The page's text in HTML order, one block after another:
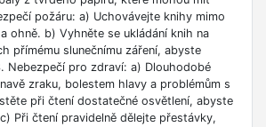
požáru: a) Uchovávejte knihy mimo
ohně. b) Vyhněte se ukládání knih na
přímému slunečnímu záření, abyste
Nebezpečí pro zdraví: a) Dlouhodobé
zraku, bolestem hlavy a problémům s
při čtení dostatečné osvětlení, abyste
Při čtení pravidelně dělejte přestávky,